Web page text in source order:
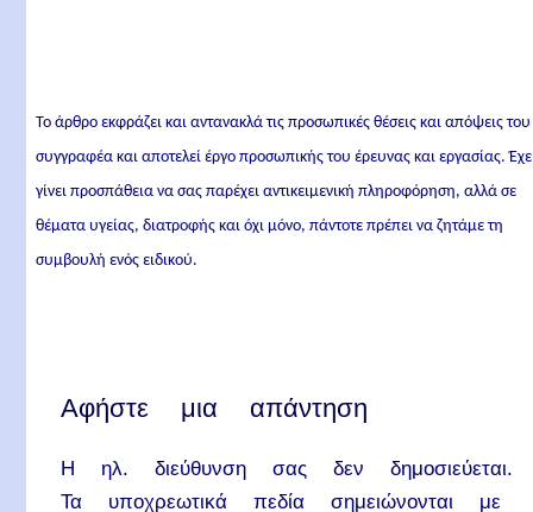
Το άρθρο εκφράζει και αντανακλά τις προσωπικές θέσεις και απόψεις του
συγγραφέα και αποτελεί έργο προσωπικής του έρευνας και εργασίας.
γίνει προσπάθεια να σας παρέχει αντικειμενική πληροφόρηση, αλλά σε
θέματα υγείας, διατροφής και όχι μόνο, πάντοτε πρέπει να ζητάμε τη
συμβουλή ενός ειδικού.
Αφήστε μια απάντηση
Η ηλ. διεύθυνση σας δεν δημοσιεύεται.
Τα υποχρεωτικά πεδία σημειώνονται με